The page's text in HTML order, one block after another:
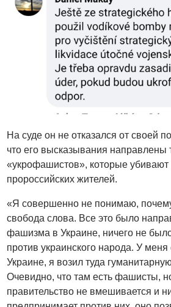
На суде он не отказался от своей
что его высказывания направлены
«укрофашистов», которые
пророссийских жителей.
«Я совершенно не понимаю,
свобода слова. Все это было
фашизма в Украине, ничего не
против украинского народа. У меня
Украине, я возил туда
Очевидно, что там есть фашисты,
правительство не вмешивается и